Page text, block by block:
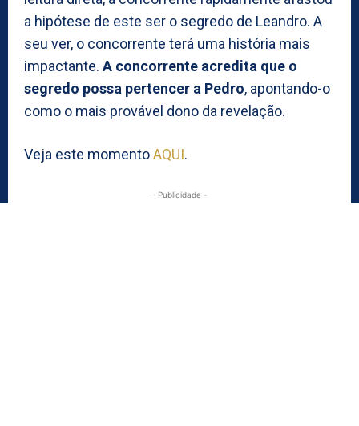
a hipótese de este ser o segredo de Leandro. A
seu ver, o concorrente terá uma história mais
impactante. A concorrente acredita que o
segredo possa pertencer a Pedro, apontando-o
como o mais provável dono da revelação.
Veja este momentoAQUI.
- Publicidade -